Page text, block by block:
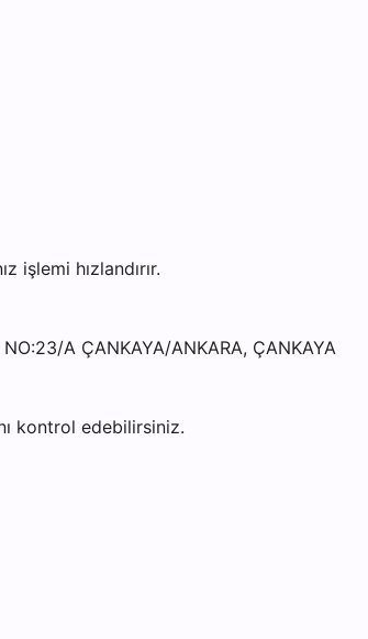
işlemi hızlandırır.
A ÇANKAYA/ANKARA, ÇANKAYA
kontrol edebilirsiniz.